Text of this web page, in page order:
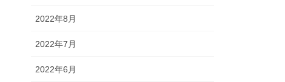
2022年8月
2022年7月
2022年6月